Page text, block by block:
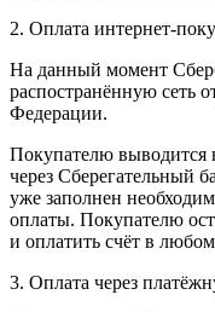
2. Оплата интернет-
На данный момент
распостранённую сеть
Федерации.
Покупателю выводится
через Сберегательный
уже заполнен
оплаты. Покупателю
и оплатить счёт в
3. Оплата через